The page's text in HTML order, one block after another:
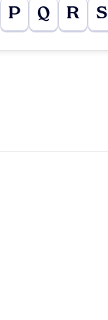
P Q R S